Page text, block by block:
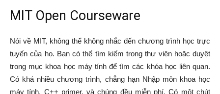
MIT Open Courseware
Nói về MIT, không thể không nhắc đến chương trình học trực
tuyến của họ. Bạn có thể tìm kiếm trong thư viện hoặc duyệt
trong mục khoa học máy tính để tìm các khóa học liên quan.
Có khá nhiều chương trình, chẳng hạn Nhập môn khoa học
máy tính, C++ primer, và chúng đều miễn phí. Có một chút